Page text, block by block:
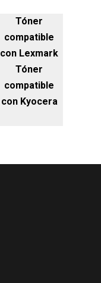
Tóner
compatible
con Lexmark
Tóner
compatible
con Kyocera